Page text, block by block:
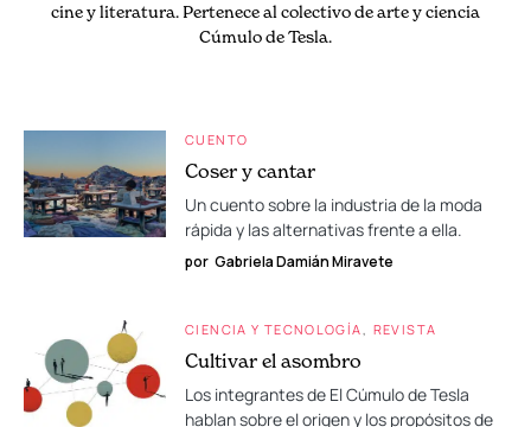
cine y literatura. Pertenece al colectivo de arte y ciencia
Cúmulo de Tesla.
CUENTO
Coser y cantar
Un cuento sobre la industria de la moda
rápida y las alternativas frente a ella.
por Gabriela Damián Miravete
CIENCIA Y TECNOLOGÍA REVISTA
Cultivar el asombro
Los integrantes de El Cúmulo de Tesla
hablan sobre el origen y los propósitos de